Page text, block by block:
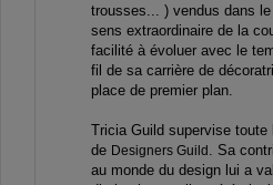
trousses... ) vendus dans
sens extraordinaire de la
facilité à évoluer avec le
fil de sa carrière de
place de premier plan.
Tricia Guild supervise toute
de Designers Guild . Sa
au monde du design lui a